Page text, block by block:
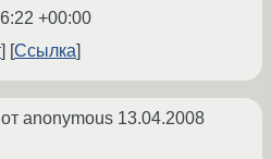
+00:00
Ссылка
от anonymous 13.04.2008